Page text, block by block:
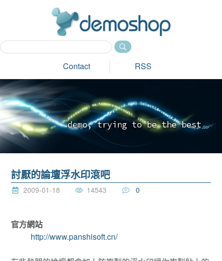
Contact RSS
demo, tryi ng to be the best_
討厭的論壇浮水印滾吧
2009-01-18 14543 0
官方網站
http://www.panshisoft.cn/